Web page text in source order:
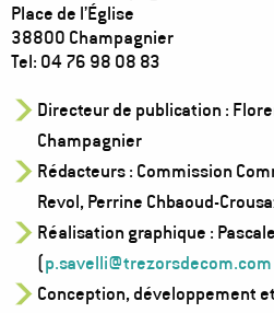
Place de l’Église
38800 Champagnier
Tel: 04 76 98 08 83
Directeur de publication :
Champagnier
Rédacteurs : Commission
Revol, Perrine Chbaoud-
Réalisation graphique :
(p.savelli@trezorsdecom.com
Conception, développement